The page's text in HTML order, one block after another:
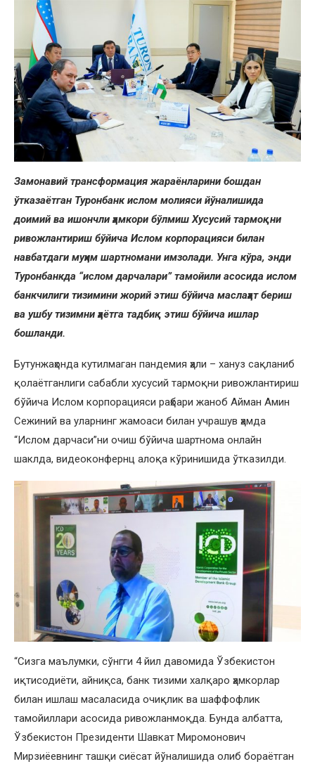
Замонавий трансформация жараёнларини бошдан
ўтказаётган Туронбанк ислом молияси йўналишида
доимий ва ишончли ҳамкори бўлмиш Хусусий тармоқни
ривожлантириш бўйича Ислом корпорацияси билан
навбатдаги муҳим шартномани имзолади. Унга кўра, энди
Туронбанкда “ислом дарчалари” тамойили асосида ислом
банкчилиги тизимини жорий этиш бўйича маслаҳат бериш
ва ушбу тизимни ҳаётга тадбиқ этиш бўйича ишлар
бошланди.
Бутунжаҳонда кутилмаган пандемия ҳали – хануз сақланиб
қолаётганлиги сабабли хусусий тармоқни ривожлантириш
бўйича Ислом корпорацияси раҳбари жаноб Айман Амин
Сежиний ва уларнинг жамоаси билан учрашув ҳамда
“Ислом дарчаси”ни очиш бўйича шартнома онлайн
шаклда, видеоконфернц алоқа кўринишида ўтказилди.
“Сизга маълумки, сўнгги 4 йил давомида Ўзбекистон
иқтисодиёти, айниқса, банк тизими халқаро ҳамкорлар
билан ишлаш масаласида очиқлик ва шаффофлик
тамойиллари асосида ривожланмоқда. Бунда албатта,
Ўзбекистон Президенти Шавкат Миромонович
Мирзиёевнинг ташқи сиёсат йўналишида олиб бораётган